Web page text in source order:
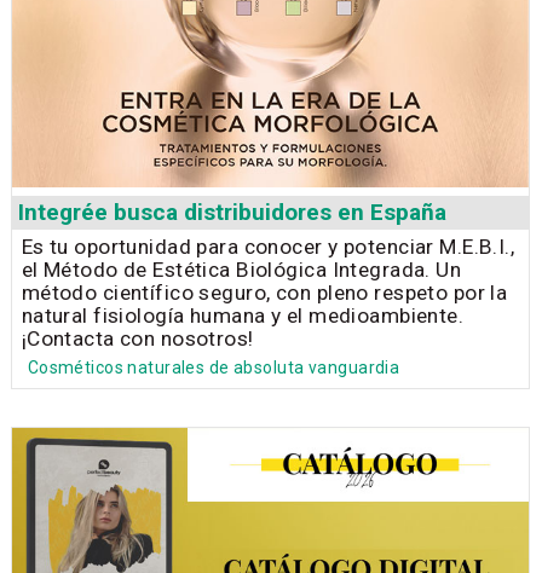
Integrée busca distribuidores en España
Es tu oportunidad para conocer y potenciar M.E.B.I.,
el Método de Estética Biológica Integrada. Un
método científico seguro, con pleno respeto por la
natural fisiología humana y el medioambiente.
¡Contacta con nosotros!
Cosméticos naturales de absoluta vanguardia